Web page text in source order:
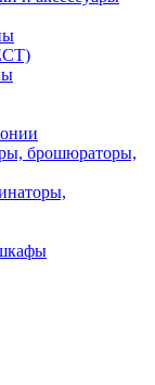
брошюраторы,